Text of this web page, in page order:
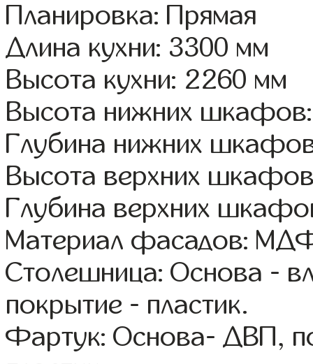
Планировка: Прямая
Длина кухни: 3300 мм
Высота кухни: 2260 мм
Высота нижних
Глубина нижних
Высота верхних
Глубина верхних
Материал фасадов:
Столешница: Основа -
покрытие - пластик.
Фартук: Основа- ДВП,